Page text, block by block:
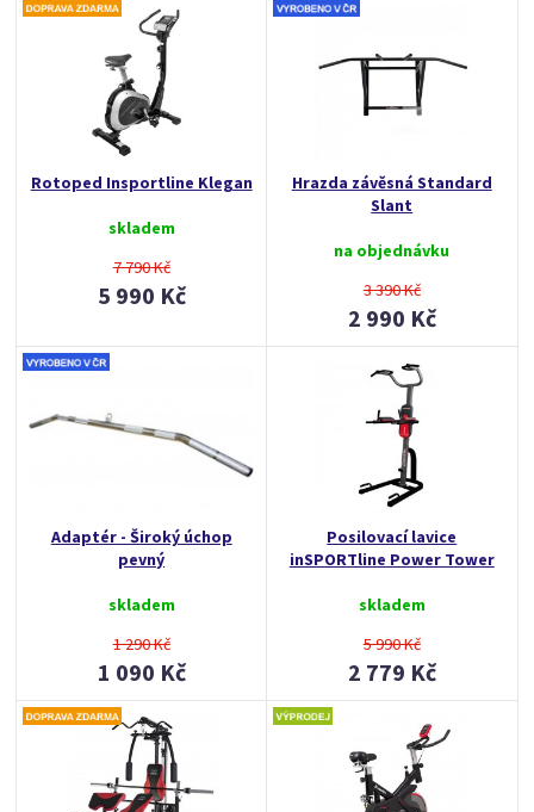
Rotoped Insportline Klegan
skladem
7 790 Kč
5 990 Kč
Hrazda závěsná Standard
Slant
na objednávku
3 390 Kč
2 990 Kč
Adaptér - Široký úchop
pevný
skladem
1 290 Kč
1 090 Kč
Posilovací lavice
inSPORTline Power Tower
skladem
5 990 Kč
2 779 Kč